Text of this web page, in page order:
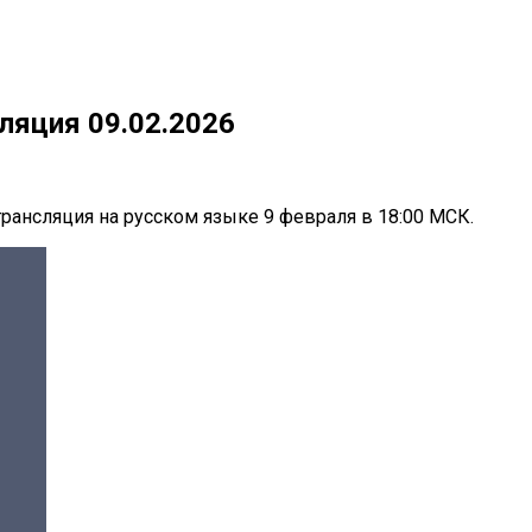
09.02.2026
на русском языке 9 февраля в 18:00 МСК.